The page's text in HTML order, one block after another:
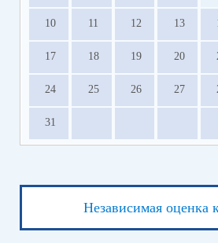
10 11 12 13
17 18 19 20
24 25 26 27
31
Независимая оценка